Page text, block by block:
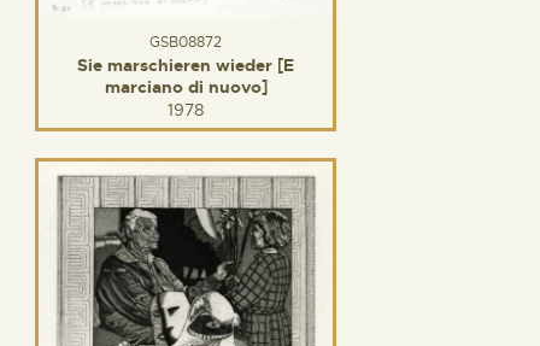
GSB08872
Sie marschieren wieder [E
marciano di nuovo]
1978